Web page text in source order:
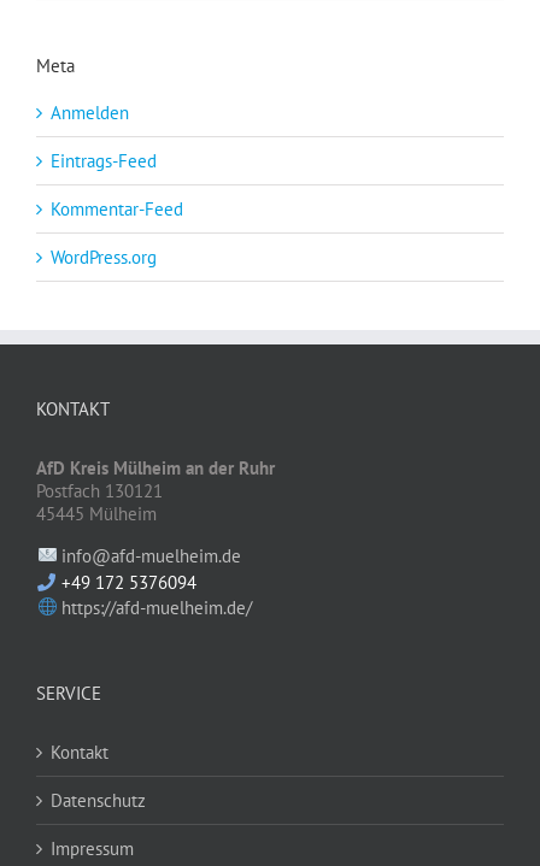
Meta
Anmelden
Eintrags-Feed
Kommentar-Feed
WordPress.org
KONTAKT
AfD Kreis Mülheim an der Ruhr
Postfach 130121
45445 Mülheim
info@afd-muelheim.de
+49 172 5376094
https://afd-muelheim.de/
SERVICE
Kontakt
Datenschutz
Impressum